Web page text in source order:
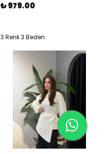
₺ 979.00
3 Renk 3 Beden